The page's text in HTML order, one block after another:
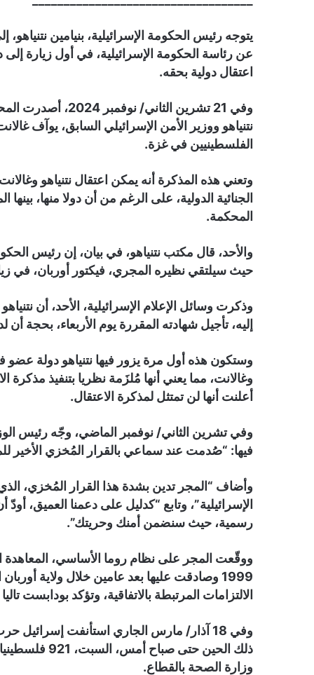
يتوجه رئيس الحكومة الإسرائيلية، بنيامين
عن رئاسة الحكومة الإسرائيلية، في أول زيارة
اعتقال دولية بحقه.
وفي 21 تشرين
نتنياهو ووزير الأمن الإسرائيلي السابق، يوآف
الفلسطينيين في غزة.
الجنائية الدولية، على الرغم من أن دولا منها،
المحكمة.
والأحد، قال مكتب نتنياهو، في بيان، إن رئيس
حيث سيلتقي نظيره المجري، فيكتور أوربان، في
وذكرت وسائل الإعلام الإسرائيلية، الأحد، أن
إليه، تأجيل شهادته المقررة يوم الأربعاء، بحجة أن
وستكون هذه أول مرة يزور فيها نتنياهو دولة عضو
وغالانت، مما يعني أنها مُلزَمة نظريا بتنفيذ مذكرة
أعلنت أنها لن تمتثل لمذكرة الاعتقال.
وفي تشرين الثاني/ نوفمبر الماضي، وجّه رئيس
فيها: “صُدمت عند سماعي بالقرار المُخزي الأخير
وأضاف “المجر تدين بشدة هذا القرار المُخزي،
الإسرائيلية”، وتابع “كدليل على دعمنا العميق،
رسمية، حيث سنضمن أمنك وحريتك”.
ووقّعت المجر على نظام روما الأساسي، المعاهدة
1999 وصادقت عليها بعد عامين خلال ولاية
الالتزامات المرتبطة بالاتفاقية، وتؤكد بودابست
وفي 18 آذار/ مارس الجاري استأنفت
وزارة الصحة بالقطاع.